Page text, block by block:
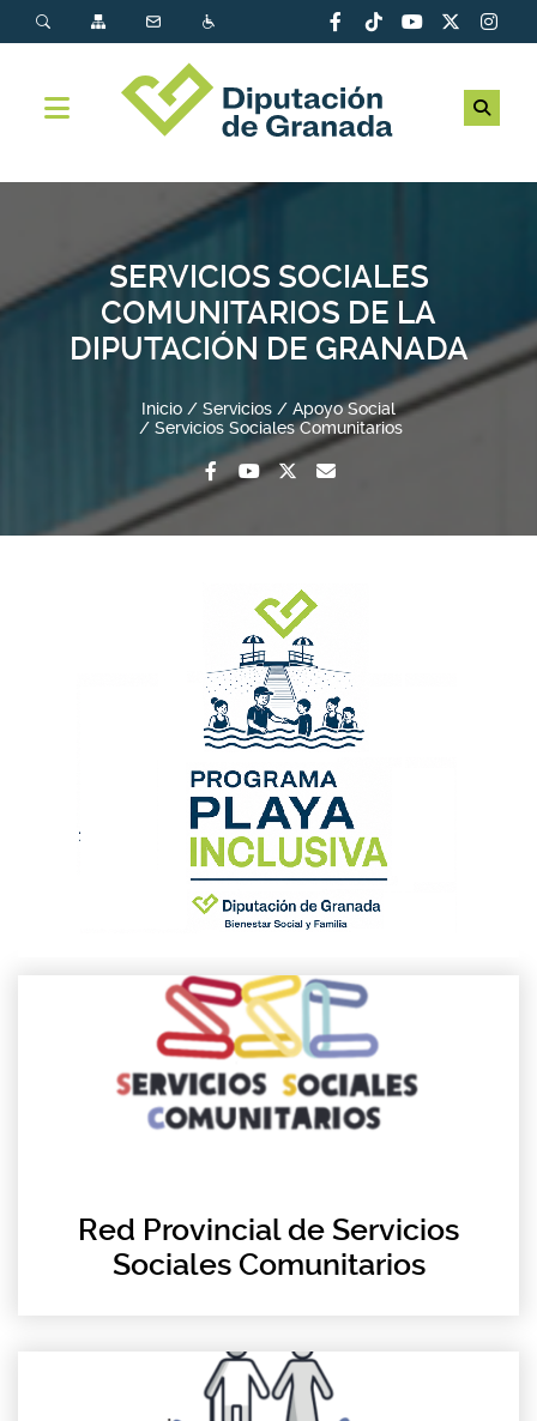
SERVICIOS SOCIALES
COMUNITARIOS DE LA
DIPUTACIÓN DE GRANADA
Inicio Servicios
Apoyo Social
Servicios Sociales Comunitarios
Red Provincial de Servicios
Sociales Comunitarios